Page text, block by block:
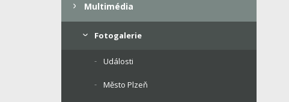
Multimédia
Fotogalerie
Události
Město Plzeň